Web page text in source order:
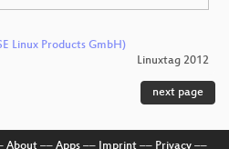
Linux Products GmbH)
Linuxtag 2012
next page